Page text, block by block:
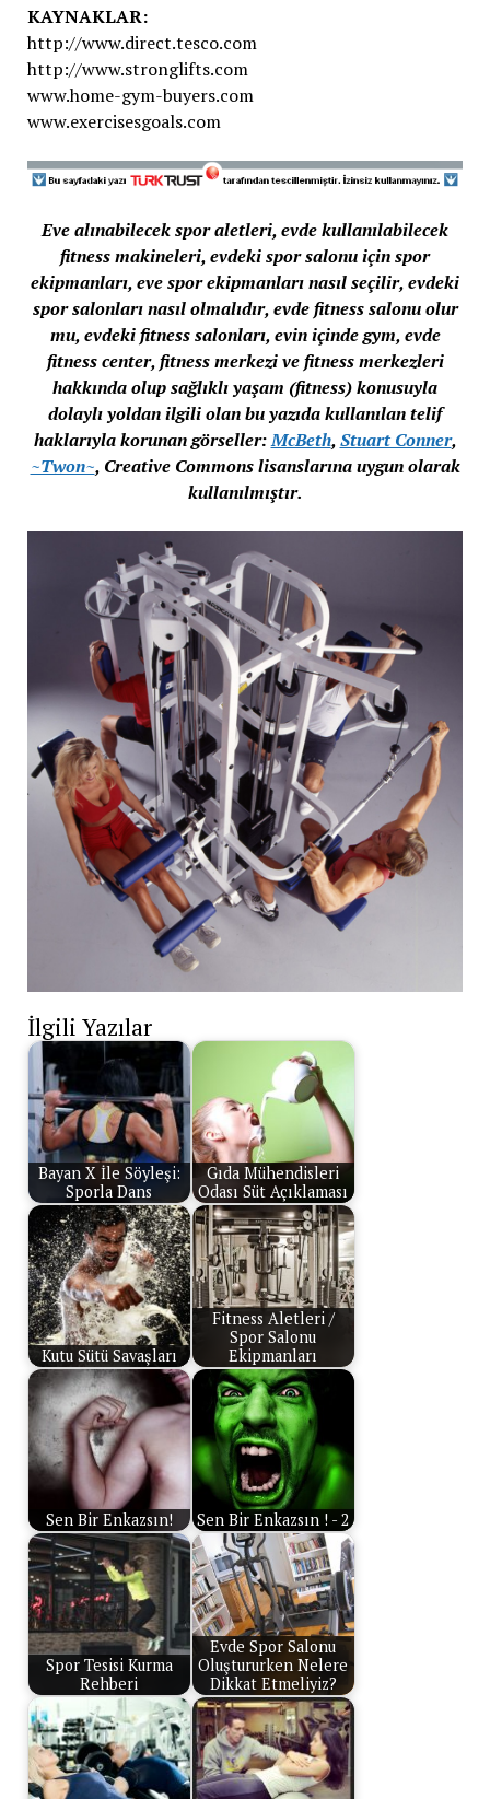
KAYNAKLAR:
http://www.direct.tesco.com
http://www.stronglifts.com
www.home-gym-buyers.com
www.exercisesgoals.com
Eve alınabilecek spor aletleri, evde kullanılabilecek
fitness makineleri, evdeki spor salonu için spor
ekipmanları, eve spor ekipmanları nasıl seçilir, evdeki
spor salonları nasıl olmalıdır, evde fitness salonu olur
mu, evdeki fitness salonları, evin içinde gym, evde
fitness center, fitness merkezi ve fitness merkezleri
hakkında olup sağlıklı yaşam (fitness) konusuyla
dolaylı yoldan ilgili olan bu yazıda kullanılan telif
haklarıyla korunan görseller:McBeth,Stuart Conner,
~Twon~, Creative Commons lisanslarına uygun olarak
kullanılmıştır.
İlgili Yazılar
Bayan X İle Söyleşi:
Sporla Dans
Gıda Mühendisleri
Odası Süt Açıklaması
Kutu Sütü Savaşları
Fitness Aletleri /
Spor Salonu
Ekipmanları
Sen Bir Enkazsın! Sen Bir Enkazsın ! - 2
Spor Tesisi Kurma
Rehberi
Evde Spor Salonu
Oluştururken Nelere
Dikkat Etmeliyiz?